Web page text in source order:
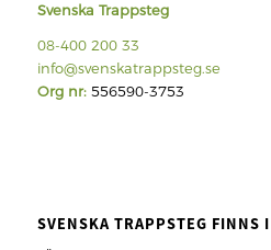
Svenska Trappsteg
08-400 200 33
info@svenskatrappsteg.se
Org nr:556590-3753
SVENSKA TRAPPSTEG FINNS I